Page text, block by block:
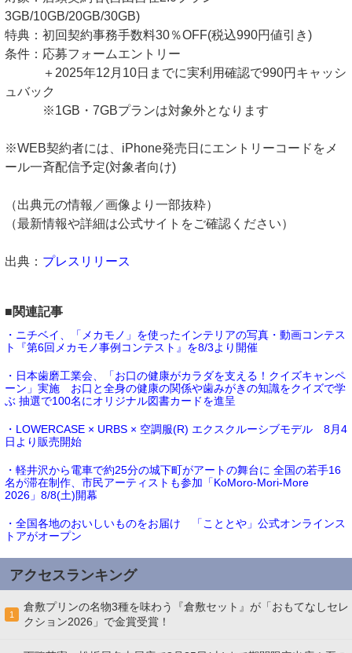
3GB/10GB/20GB/30GB)
特典：初回契約事務手数料30％OFF(税込990円値引き)
条件：応募フォームエントリー
＋2025年12月10日までに実利用確認で990円キャッシ
ュバック
※1GB・7GBプランは対象外となります
※WEB契約者には、iPhone発売日にエントリーコードをメ
ール一斉配信予定(対象者向け)
（出典元の情報／画像より一部抜粋）
（最新情報や詳細は公式サイトをご確認ください）
出典： プレスリリース
■関連記事
・ニチベイ、「メカモノ」を使ったインテリアの写真・動画コンテス
ト『第6回メカモノ事例コンテスト』を8/3より開催
・日本歯磨工業会、「お口の健康がカラダを支える！クイズキャンペ
ーン」実施 お口と全身の健康の関係や歯みがきの知識をクイズで学
ぶ 抽選で100名にオリジナル図書カードを進呈
・LOWERCASE × URBS × 空調服(R) エクスクルーシブモデル 8月4
日より販売開始
・軽井沢から電車で約25分の城下町がアートの舞台に 全国の若手16
名が滞在制作、市民アーティストも参加「KoMoro-Mori-More
2026」8/8(土)開幕
・全国各地のおいしいものをお届け 「こととや」公式オンラインス
トアがオープン
アクセスランキング
1
倉敷プリンの名物3種を味わう『倉敷セット』が「おもてなしセレ
クション2026」で金賞受賞！